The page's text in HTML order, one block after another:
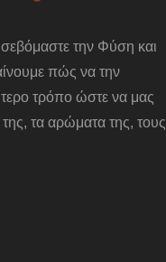
την Φύση και
πώς να την
τρόπο ώστε να μας
της, τα αρώματα της, τους